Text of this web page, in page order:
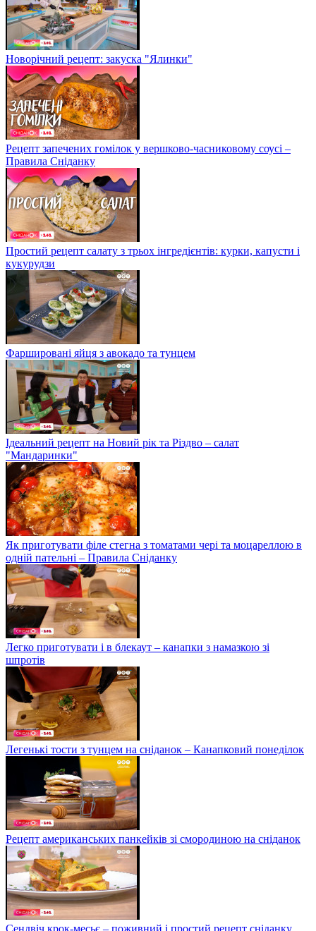
Новорічний рецепт: закуска "Ялинки"
Рецепт запечених гомілок у вершково-часниковому соусі –
Правила Сніданку
Простий рецепт салату з трьох інгредієнтів: курки, капусти і
кукурудзи
Фаршировані яйця з авокадо та тунцем
Ідеальний рецепт на Новий рік та Різдво – салат
"Мандаринки"
Як приготувати філе стегна з томатами чері та моцареллою в
одній пательні – Правила Сніданку
Легко приготувати і в блекаут – канапки з намазкою зі
шпротів
Легенькі тости з тунцем на сніданок – Канапковий понеділок
Рецепт американських панкейків зі смородиною на сніданок
Сендвіч крок-месьє – поживний і простий рецепт сніданку